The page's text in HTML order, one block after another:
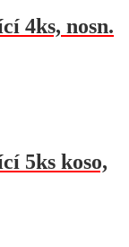
4ks, nosn.
5ks koso,